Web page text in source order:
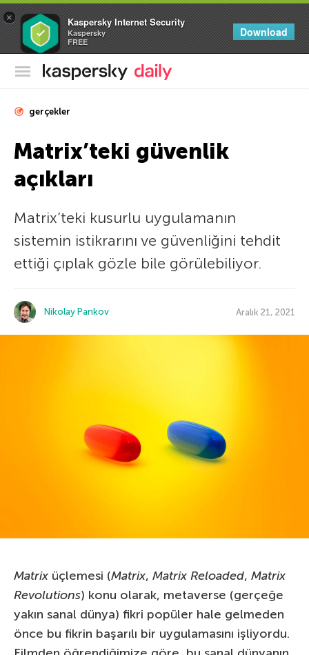
× Kaspersky Internet Security
Kaspersky
FREE
Download
Kaspersky Resmi Blogu
gerçekler
Matrix’teki güvenlik
açıkları
Matrix’teki kusurlu uygulamanın
sistemin istikrarını ve güvenliğini tehdit
ettiği çıplak gözle bile görülebiliyor.
Nikolay Pankov Aralık 21, 2021
Matrix üçlemesi (Matrix, Matrix Reloaded, Matrix
Revolutions) konu olarak, metaverse (gerçeğe
yakın sanal dünya) fikri popüler hale gelmeden
önce bu fikrin başarılı bir uygulamasını işliyordu.